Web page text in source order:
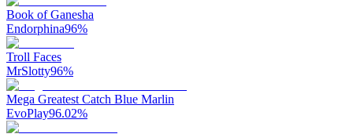
Book of Ganesha
Endorphina96%
Troll Faces
MrSlotty96%
Mega Greatest Catch Blue Marlin
EvoPlay96.02%